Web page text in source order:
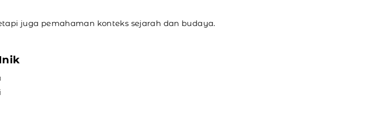
juga pemahaman konteks sejarah dan budaya.